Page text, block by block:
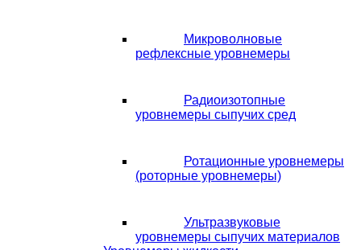
Микроволновые
рефлексные уровнемеры
Радиоизотопные
уровнемеры сыпучих сред
Ротационные уровнемеры
(роторные уровнемеры)
Ультразвуковые
уровнемеры сыпучих материалов